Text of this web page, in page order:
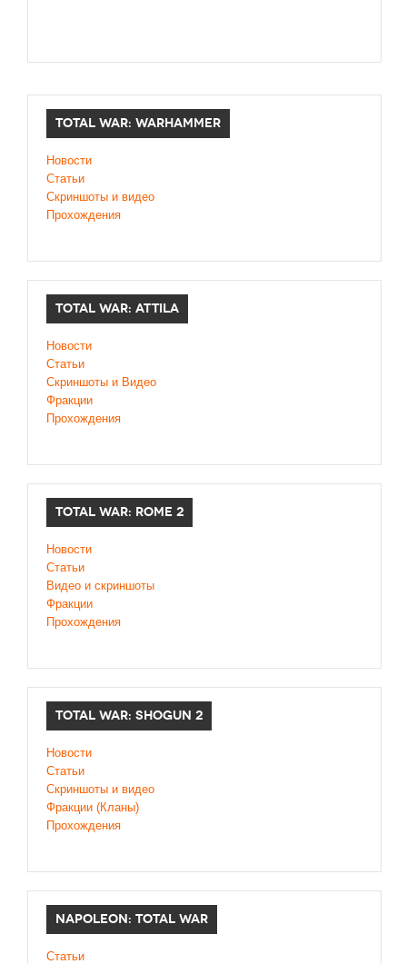
TOTAL WAR: WARHAMMER
Новости
Статьи
Скриншоты и видео
Прохождения
TOTAL WAR: ATTILA
Новости
Статьи
Скриншоты и Видео
Фракции
Прохождения
TOTAL WAR: ROME 2
Новости
Статьи
Видео и скриншоты
Фракции
Прохождения
TOTAL WAR: SHOGUN 2
Новости
Статьи
Cкриншоты и видео
Фракции (Кланы)
Прохождения
NAPOLEON: TOTAL WAR
Статьи